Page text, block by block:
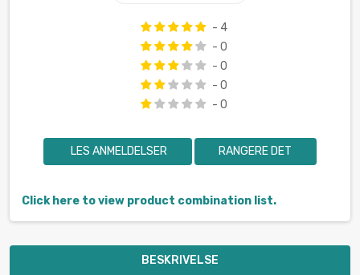
- 4
- 0
- 0
- 0
- 0
LES ANMELDELSER RANGERE DET
Click here to view product combination list.
BESKRIVELSE